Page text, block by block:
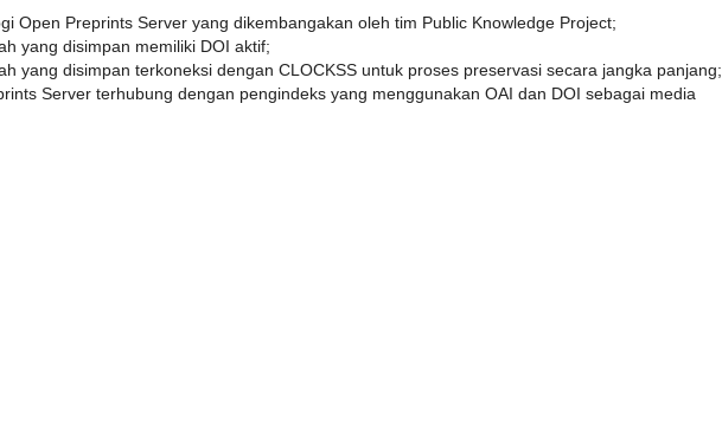
Open Preprints Server yang dikembangakan oleh tim Public Knowledge Project;
yang disimpan memiliki DOI aktif;
yang disimpan terkoneksi dengan CLOCKSS untuk proses preservasi secara jangka panjang;
Server terhubung dengan pengindeks yang menggunakan OAI dan DOI sebagai media